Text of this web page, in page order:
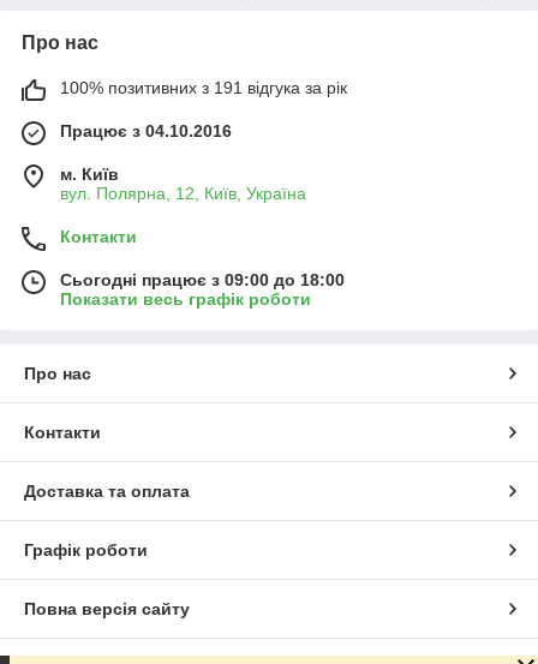
Про нас
100% позитивних з 191 відгука за рік
Працює з 04.10.2016
м. Київ
вул. Полярна, 12, Київ, Україна
Контакти
Сьогодні працює з 09:00 до 18:00
Показати весь графік роботи
Про нас
Контакти
Доставка та оплата
Графік роботи
Повна версія сайту